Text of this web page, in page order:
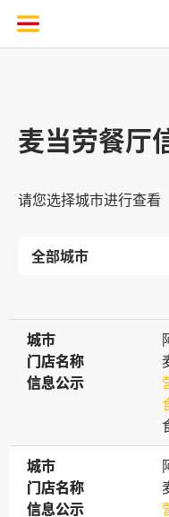
麦当劳餐厅
请您选择城市进行查看
城市
城市
门店名称
门店名称
信息公示
信息公示
城市
城市
门店名称
门店名称
信息公示
信息公示